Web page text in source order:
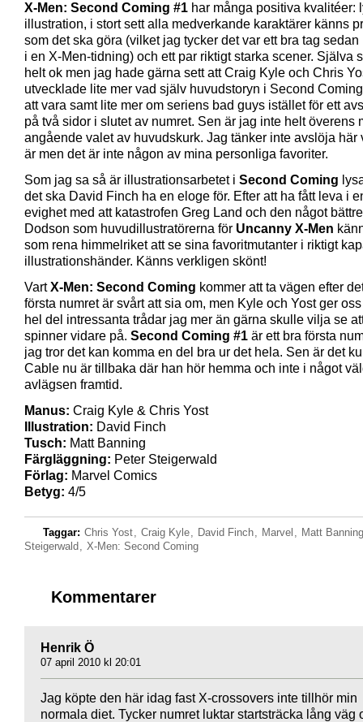
X-Men: Second Coming #1 har många positiva kvalitéer:
illustration, i stort sett alla medverkande karaktärer känns
som det ska göra (vilket jag tycker det var ett bra tag sedan
i en X-Men-tidning) och ett par riktigt starka scener. Själva
helt ok men jag hade gärna sett att Craig Kyle och Chris
utvecklade lite mer vad själv huvudstoryn i Second
att vara samt lite mer om seriens bad guys istället för ett
på två sidor i slutet av numret. Sen är jag inte helt överens
angående valet av huvudskurk. Jag tänker inte avslöja här
är men det är inte någon av mina personliga favoriter.
Som jag sa så är illustrationsarbetet i Second Coming
det ska David Finch ha en eloge för. Efter att ha fått leva i
evighet med att katastrofen Greg Land och den något
Dodson som huvudillustratörerna för Uncanny X-Men
som rena himmelriket att se sina favoritmutanter i riktigt
illustrationshänder. Känns verkligen skönt!
VartX-Men: Second Coming kommer att ta vägen efter
första numret är svårt att sia om, men Kyle och Yost ger
hel del intressanta trådar jag mer än gärna skulle vilja se
spinner vidare på. Second Coming #1 är ett bra första
jag tror det kan komma en del bra ur det hela. Sen är det
Cable nu är tillbaka där han hör hemma och inte i något
avlägsen framtid.
Manus: Craig Kyle & Chris Yost
Illustration: David Finch
Tusch: Matt Banning
Färgläggning: Peter Steigerwald
Förlag: Marvel Comics
Betyg: 4/5
Taggar: Chris Yost, Craig Kyle, David Finch, Marvel , Matt Banning
Steigerwald , X-Men: Second Coming
Kommentarer
Henrik Ö
07 april 2010 kl 20:01
Jag köpte den här idag fast X-crossovers inte tillhör min
normala diet. Tycker numret luktar startsträcka lång väg